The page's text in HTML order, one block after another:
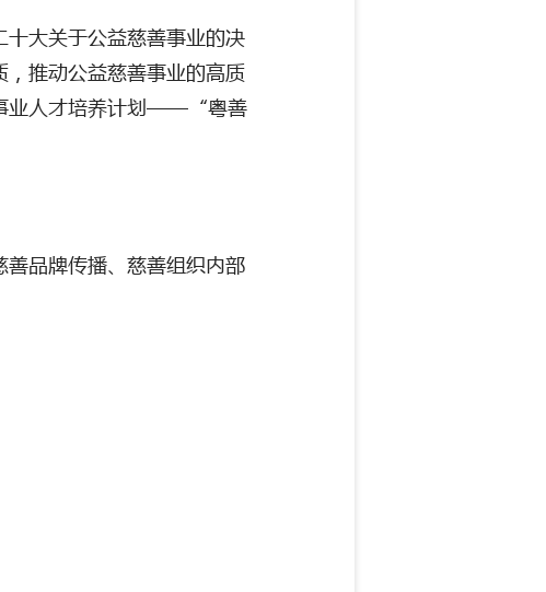
大关于公益慈善事业的决
推动公益慈善事业的高质
业人才培养计划——“粤善
品牌传播、慈善组织内部